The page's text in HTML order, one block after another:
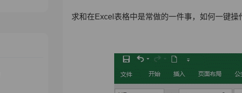
求和在Excel表格中是常做的一件事，如何一键操